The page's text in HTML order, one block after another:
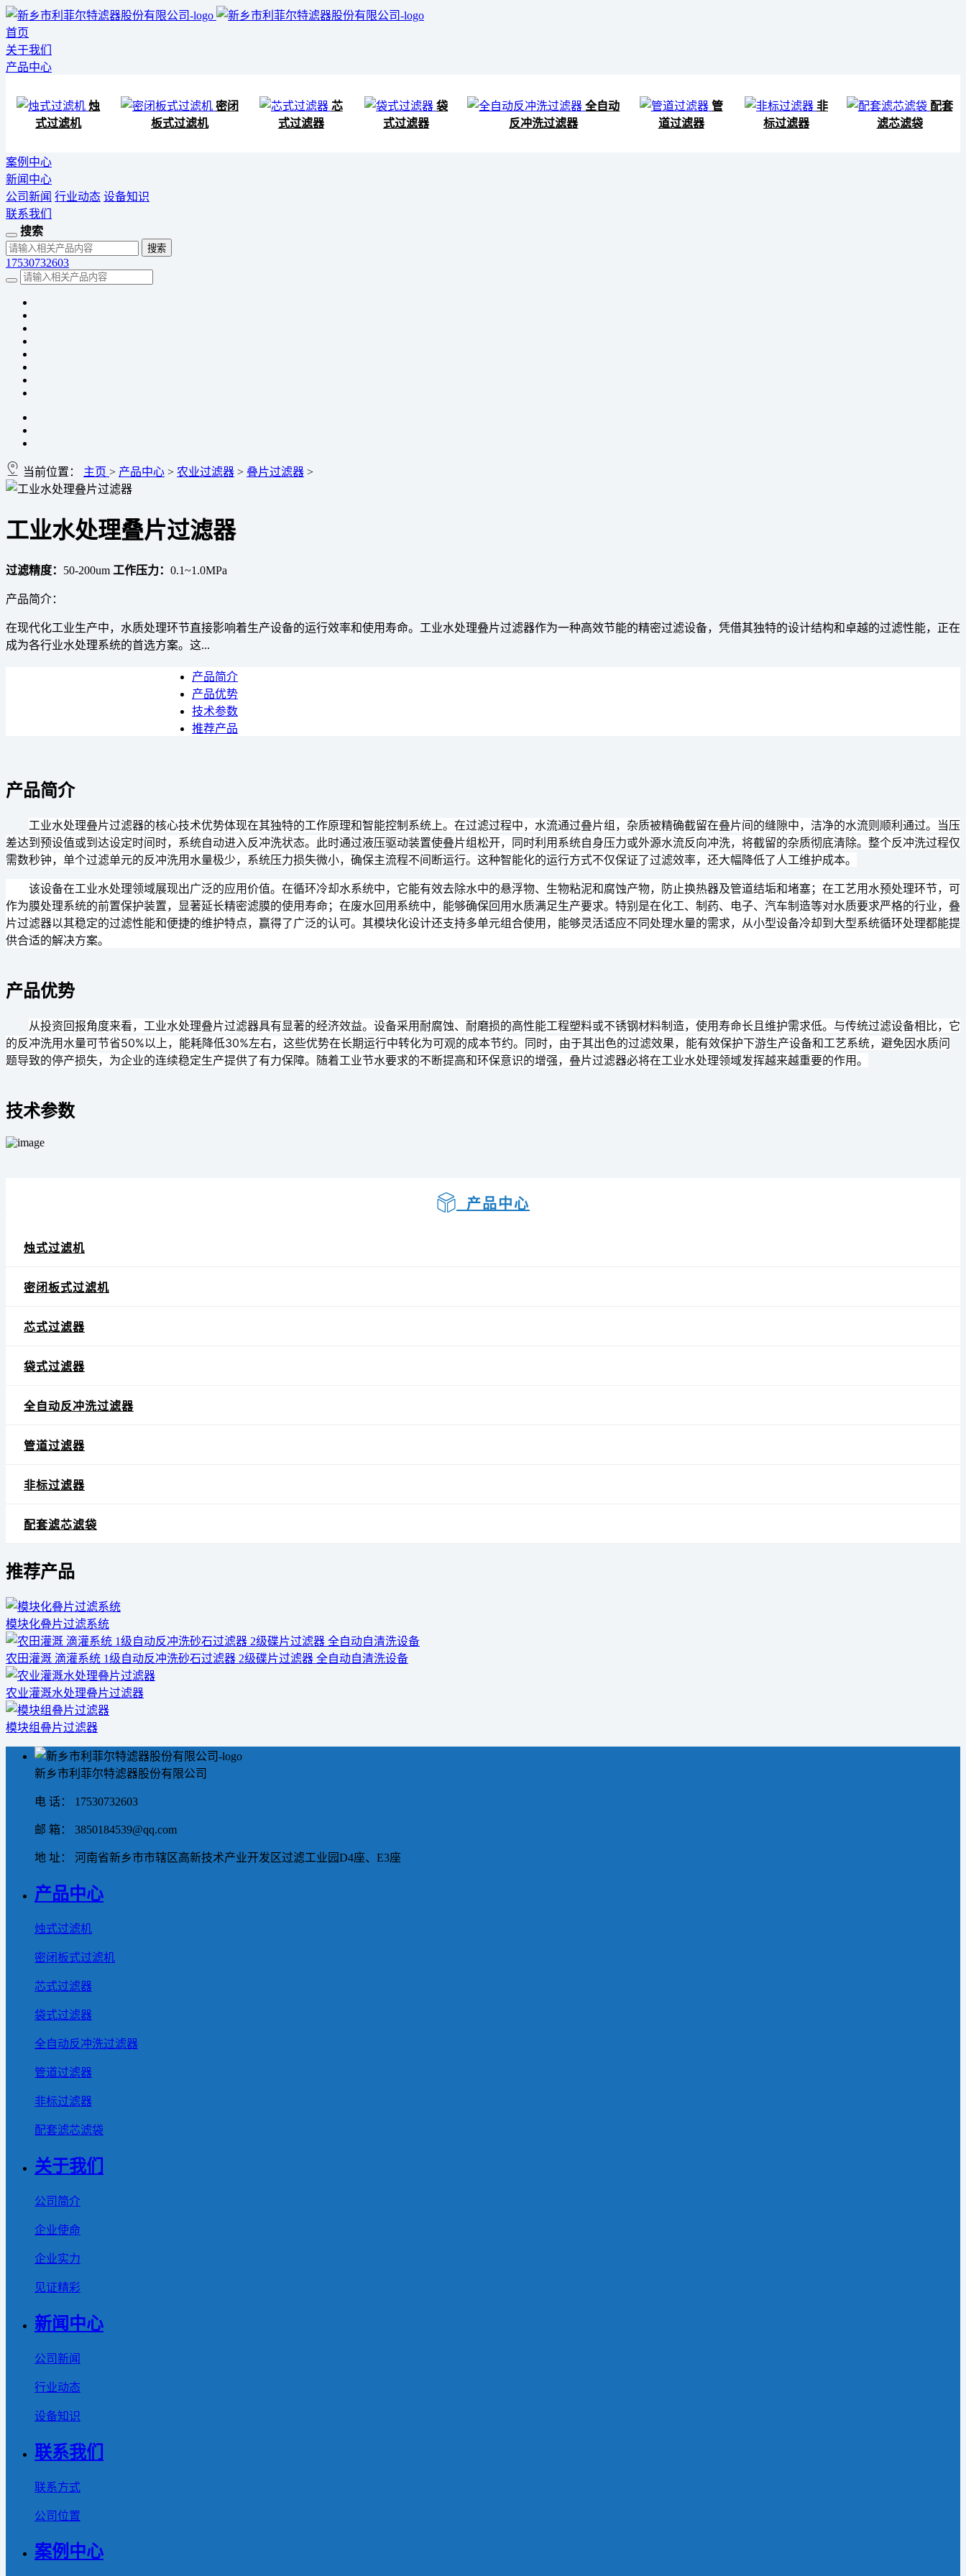
首页
关于我们
产品中心
烛
式过滤机
密闭
板式过滤机
芯
式过滤器
袋
式过滤器
全自动
反冲洗过滤器
管
道过滤器
非
标过滤器
配套
滤芯滤袋
案例中心
新闻中心
公司新闻 行业动态 设备知识
联系我们
搜索
17530732603
当前位置： 主页 > 产品中心 > 农业过滤器 > 叠片过滤器 >
工业水处理叠片过滤器
过滤精度： 50-200um 工作压力： 0.1~1.0MPa
产品简介：
在现代化工业生产中，水质处理环节直接影响着生产设备的运行效率和使用寿命。工业水处理叠片过滤器作为一种高效节能的精密过滤设备，凭借其独特的设计结构和卓越的过滤性能，正在
成为各行业水处理系统的首选方案。这...
产品简介
产品优势
技术参数
推荐产品
产品简介
工业水处理叠片过滤器的核心技术优势体现在其独特的工作原理和智能控制系统上。在过滤过程中，水流通过叠片组，杂质被精确截留在叠片间的缝隙中，洁净的水流则顺利通过。当压
差达到预设值或到达设定时间时，系统自动进入反冲洗状态。此时通过液压驱动装置使叠片组松开，同时利用系统自身压力或外源水流反向冲洗，将截留的杂质彻底清除。整个反冲洗过程仅
需数秒钟，单个过滤单元的反冲洗用水量极少，系统压力损失微小，确保主流程不间断运行。这种智能化的运行方式不仅保证了过滤效率，还大幅降低了人工维护成本。
该设备在工业水处理领域展现出广泛的应用价值。在循环冷却水系统中，它能有效去除水中的悬浮物、生物粘泥和腐蚀产物，防止换热器及管道结垢和堵塞；在工艺用水预处理环节，可
作为膜处理系统的前置保护装置，显著延长精密滤膜的使用寿命；在废水回用系统中，能够确保回用水质满足生产要求。特别是在化工、制药、电子、汽车制造等对水质要求严格的行业，叠
片过滤器以其稳定的过滤性能和便捷的维护特点，赢得了广泛的认可。其模块化设计还支持多单元组合使用，能够灵活适应不同处理水量的需求，从小型设备冷却到大型系统循环处理都能提
供合适的解决方案。
产品优势
从投资回报角度来看，工业水处理叠片过滤器具有显著的经济效益。设备采用耐腐蚀、耐磨损的高性能工程塑料或不锈钢材料制造，使用寿命长且维护需求低。与传统过滤设备相比，它
的反冲洗用水量可节省50%以上，能耗降低30%左右，这些优势在长期运行中转化为可观的成本节约。同时，由于其出色的过滤效果，能有效保护下游生产设备和工艺系统，避免因水质问
题导致的停产损失，为企业的连续稳定生产提供了有力保障。随着工业节水要求的不断提高和环保意识的增强，叠片过滤器必将在工业水处理领域发挥越来越重要的作用。
技术参数
产品中心
烛式过滤机
密闭板式过滤机
芯式过滤器
袋式过滤器
全自动反冲洗过滤器
管道过滤器
非标过滤器
配套滤芯滤袋
推荐产品
模块化叠片过滤系统
农田灌溉 滴灌系统 1级自动反冲洗砂石过滤器 2级碟片过滤器 全自动自清洗设备
农业灌溉水处理叠片过滤器
模块组叠片过滤器
新乡市利菲尔特滤器股份有限公司
电 话： 17530732603
邮 箱： 3850184539@qq.com
地 址： 河南省新乡市市辖区高新技术产业开发区过滤工业园D4座、E3座
产品中心
烛式过滤机
密闭板式过滤机
芯式过滤器
袋式过滤器
全自动反冲洗过滤器
管道过滤器
非标过滤器
配套滤芯滤袋
关于我们
公司简介
企业使命
企业实力
见证精彩
新闻中心
公司新闻
行业动态
设备知识
联系我们
联系方式
公司位置
案例中心